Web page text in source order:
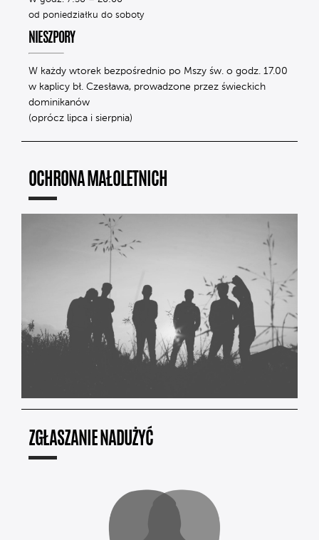
od poniedziałku do soboty
NIESZPORY
W każdy wtorek bezpośrednio po Mszy św. o godz. 17.00
w kaplicy bł. Czesława, prowadzone przez świeckich
dominikanów
(oprócz lipca i sierpnia)
OCHRONA MAŁOLETNICH
ZGŁASZANIE NADUŻYĆ